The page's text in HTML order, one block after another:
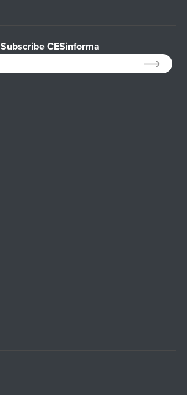
Subscribe CESinforma